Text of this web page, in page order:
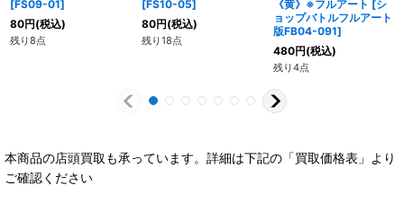
[FS09-01]
80円(税込)
残り8点
[FS10-05]
80円(税込)
残り18点
《黄》※フルアート [シ
ョップバトルフルアート
版FB04-091]
480円(税込)
残り4点
本商品の店頭買取も承っています。詳細は下記の「買取価格表」より
ご確認ください